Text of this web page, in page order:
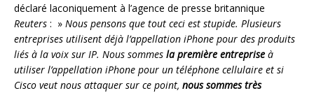
déclaré laconiquement à l’agence de presse britannique
Reuters : » Nous pensons que tout ceci est stupide. Plusieurs
entreprises utilisent déjà l’appellation iPhone pour des produits
liés à la voix sur IP. Nous sommes la première entreprise à
utiliser l’appellation iPhone pour un téléphone cellulaire et si
Cisco veut nous attaquer sur ce point, nous sommes très